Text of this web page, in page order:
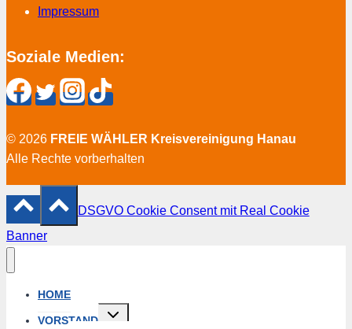
Impressum
Soziale Medien:
© 2026 FREIE WÄHLER Kreisvereinigung Hanau
Alle Rechte vorberhalten
DSGVO Cookie Consent mit Real Cookie
Banner
HOME
VORSTAND
Untermenü
erweitern